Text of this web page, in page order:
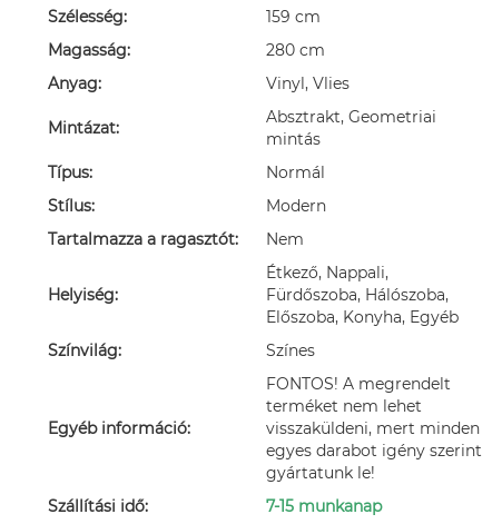
Szélesség:
159 cm
Magasság:
280 cm
Anyag:
Vinyl, Vlies
Mintázat:
Absztrakt, Geometriai
mintás
Típus:
Normál
Stílus:
Modern
Tartalmazza a ragasztót:
Nem
Helyiség:
Étkező, Nappali,
Fürdőszoba, Hálószoba,
Előszoba, Konyha, Egyéb
Színvilág:
Színes
Egyéb információ:
FONTOS! A megrendelt
terméket nem lehet
visszaküldeni, mert minden
egyes darabot igény szerint
gyártatunk le!
Szállítási idő:
7-15 munkanap